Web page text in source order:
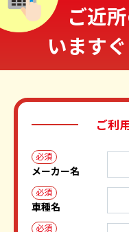
ご近
います
ご利
必須
メーカー名
必須
車種名
必須